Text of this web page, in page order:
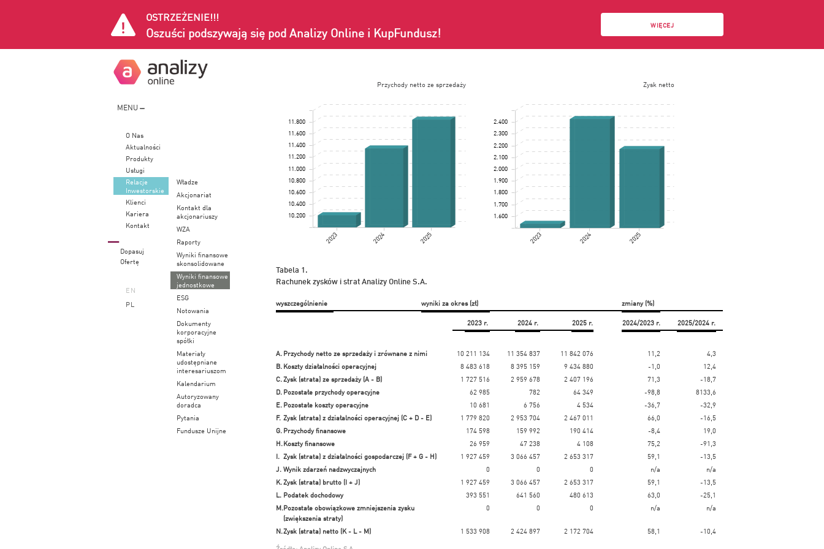
OSTRZEŻENIE!!!
Oszuści podszywają się pod Analizy Online i KupFundusz! WIĘCEJ
MENU
O Nas
Aktualności
Produkty
Usługi
Relacje
Inwestorskie
Władze
Akcjonariat
Kontakt dla
akcjonariuszy
WZA
Raporty
Wyniki finansowe
skonsolidowane
Wyniki finansowe
jednostkowe
ESG
Notowania
Dokumenty
korporacyjne
spółki
Materiały
udostępniane
interesariuszom
Kalendarium
Autoryzowany
doradca
Pytania
Fundusze Unijne
Klienci
Kariera
Kontakt
Dopasuj
Ofertę
EN
PL
2023 2024 2025
10.200
10.400
10.600
10.800
11.000
11.200
11.400
11.600
11.800
Przychody netto ze sprzedaży
2023 2024 2025
1.600
1.700
1.800
1.900
2.000
2.100
2.200
2.300
2.400
Zysk netto
Tabela 1.
Rachunek zysków i strat Analizy Online S.A.
wyszczególnienie wyniki za okres (zł)
zmiany (%)
2023 r.
2024 r. 2025 r. 2024/2023 r. 2025/2024 r.
A.Przychody netto ze sprzedaży i zrównane z nimi 10 211 134 11 354 837 11 842 076 11,2
4,3
B.Koszty działalności operacyjnej 8 483 618 8 395 159 9 434 880 -1,0
12,4
C.Zysk (strata) ze sprzedaży (A - B) 1 727 516 2 959 678 2 407 196 71,3
-18,7
D.Pozostałe przychody operacyjne 62 985 782 64 349 -98,8
8133,6
E.Pozostałe koszty operacyjne 10 681 6 756 4 534 -36,7
-32,9
F. Zysk (strata) z działalności operacyjnej (C + D - E) 1 779 820 2 953 704 2 467 011 66,0
-16,5
G.Przychody finansowe 174 598 159 992 190 414 -8,4
19,0
H.Koszty finansowe 26 959 47 238 4 108 75,2
-91,3
I. Zysk (strata) z działalności gospodarczej (F + G - H) 1 927 459 3 066 457 2 653 317 59,1
-13,5
J.Wynik zdarzeń nadzwyczajnych 0 0 0 n/a
n/a
K.Zysk (strata) brutto (I + J) 1 927 459 3 066 457 2 653 317 59,1
-13,5
L. Podatek dochodowy 393 551 641 560 480 613 63,0
-25,1
M.Pozostałe obowiązkowe zmniejszenia zysku
(zwiększenia straty)
0 0 0 n/a n/a
N.Zysk (strata) netto (K - L - M) 1 533 908 2 424 897 2 172 704 58,1
-10,4